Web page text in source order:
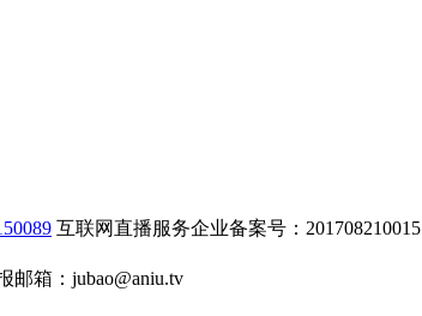
互联网直播服务企业备案号：201708210015
邮箱： jubao@aniu.tv